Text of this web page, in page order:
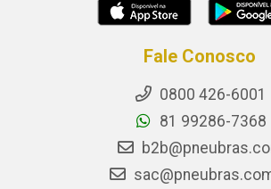
Fale Conosco
0800 426-6001
81 99286-7368